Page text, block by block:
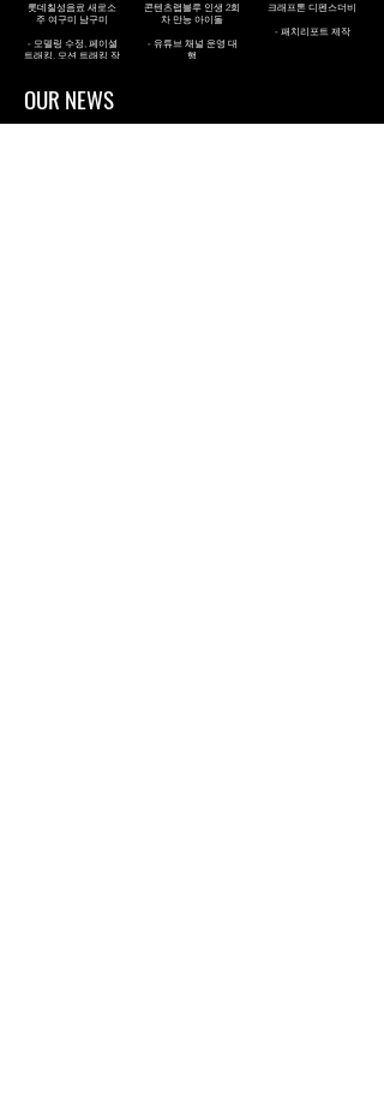
롯데칠성음료 새로소
주 여구미 남구미
- 모델링 수정, 페이셜
트래킹, 모션 트래킹 작
콘텐츠랩블루 인생 2회
차 만능 아이돌
- 유튜브 채널 운영 대
행
크래프톤 디펜스더비
- 패치리포트 제작
OUR NEWS